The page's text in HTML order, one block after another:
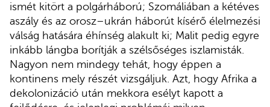
ismét kitört a polgárháború; Szomáliában a kétéves
aszály és az orosz–ukrán háborút kísérő élelmezési
válság hatására éhínség alakult ki; Malit pedig egyre
inkább lángba borítják a szélsőséges iszlamisták.
Nagyon nem mindegy tehát, hogy éppen a
kontinens mely részét vizsgáljuk. Azt, hogy Afrika a
dekolonizáció után mekkora esélyt kapott a